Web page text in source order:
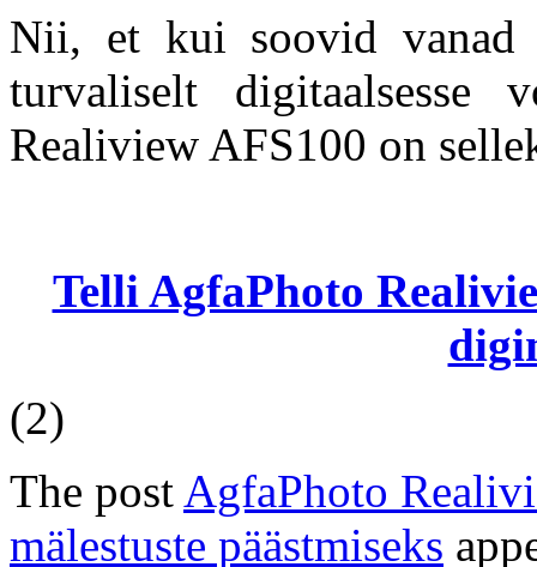
Nii, et kui soovid vanad
turvaliselt digitaalsesse
Realiview AFS100 on
Telli AgfaPhoto
(2)
The post AgfaPhoto
mälestuste päästmiseks